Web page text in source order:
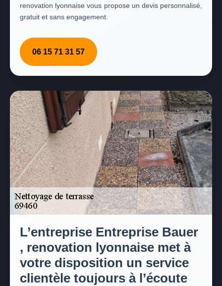
renovation lyonnaise vous propose un devis personnalisé,
gratuit et sans engagement.
06 15 71 31 57
L’entreprise Entreprise Bauer
, renovation lyonnaise met à
votre disposition un service
clientèle toujours à l’écoute